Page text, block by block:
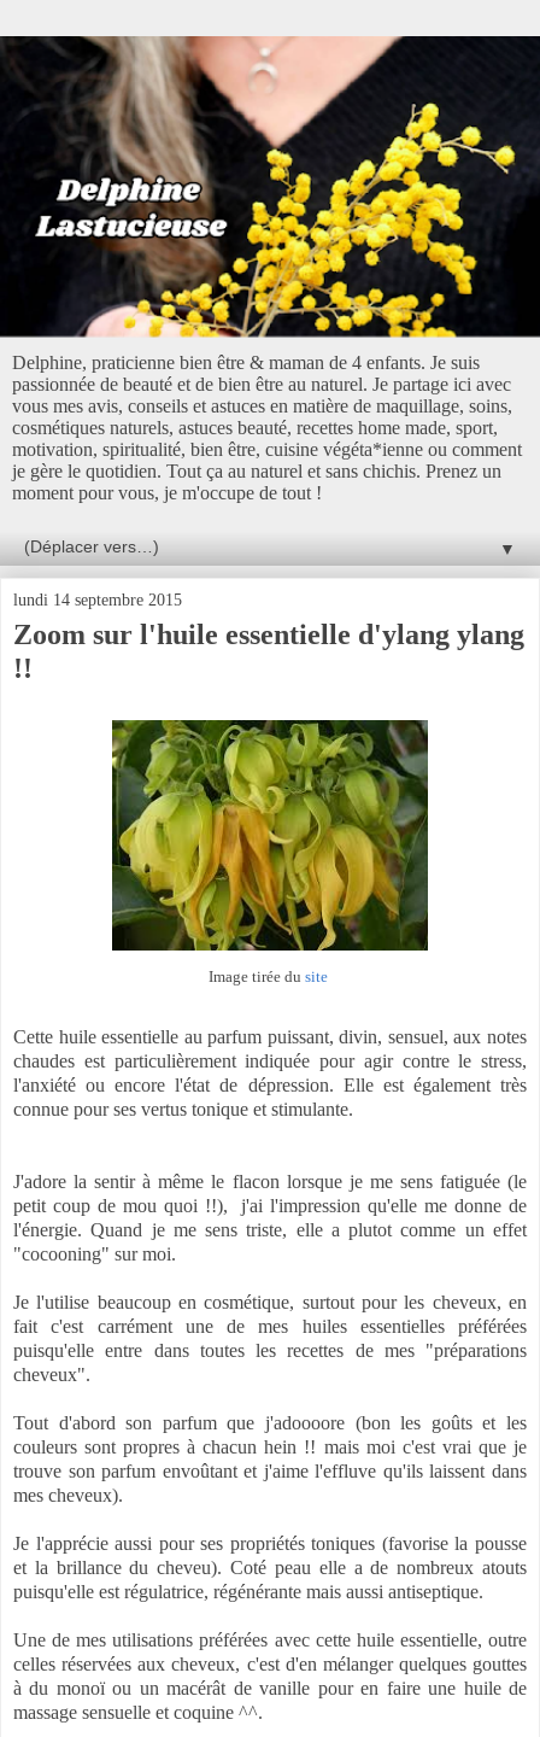
Delphine, praticienne bien être & maman de 4 enfants. Je suis
passionnée de beauté et de bien être au naturel. Je partage ici avec
vous mes avis, conseils et astuces en matière de maquillage, soins,
cosmétiques naturels, astuces beauté, recettes home made, sport,
motivation, spiritualité, bien être, cuisine végéta*ienne ou comment
je gère le quotidien. Tout ça au naturel et sans chichis. Prenez un
moment pour vous, je m'occupe de tout !
▼
lundi 14 septembre 2015
Zoom sur l'huile essentielle d'ylang ylang
!!
Image tirée du site
Cette huile essentielle au parfum puissant, divin, sensuel, aux notes
chaudes est particulièrement indiquée pour agir contre le stress,
l'anxiété ou encore l'état de dépression. Elle est également très
connue pour ses vertus tonique et stimulante.
J'adore la sentir à même le flacon lorsque je me sens fatiguée (le
petit coup de mou quoi !!), j'ai l'impression qu'elle me donne de
l'énergie. Quand je me sens triste, elle a plutot comme un effet
"cocooning" sur moi.
Je l'utilise beaucoup en cosmétique, surtout pour les cheveux, en
fait c'est carrément une de mes huiles essentielles préférées
puisqu'elle entre dans toutes les recettes de mes "préparations
cheveux".
Tout d'abord son parfum que j'adoooore (bon les goûts et les
couleurs sont propres à chacun hein !! mais moi c'est vrai que je
trouve son parfum envoûtant et j'aime l'effluve qu'ils laissent dans
mes cheveux).
Je l'apprécie aussi pour ses propriétés toniques (favorise la pousse
et la brillance du cheveu). Coté peau elle a de nombreux atouts
puisqu'elle est régulatrice, régénérante mais aussi antiseptique.
Une de mes utilisations préférées avec cette huile essentielle, outre
celles réservées aux cheveux, c'est d'en mélanger quelques gouttes
à du monoï ou un macérât de vanille pour en faire une huile de
massage sensuelle et coquine ^^.